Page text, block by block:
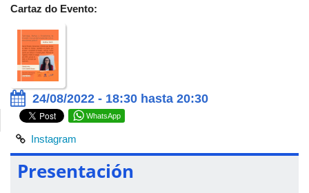
Cartaz do Evento:
24/08/2022 - 18:30 hasta 20:30
WhatsApp
Instagram
Presentación